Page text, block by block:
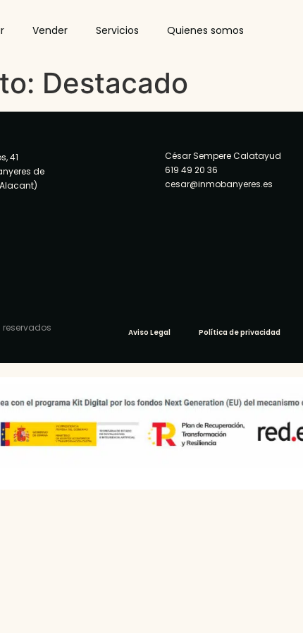
Vender Servicios Quienes somos
Destacado
41
de
César Sempere Calatayud
619 49 20 36
cesar@inmobanyeres.es
Aviso Legal Política de privacidad